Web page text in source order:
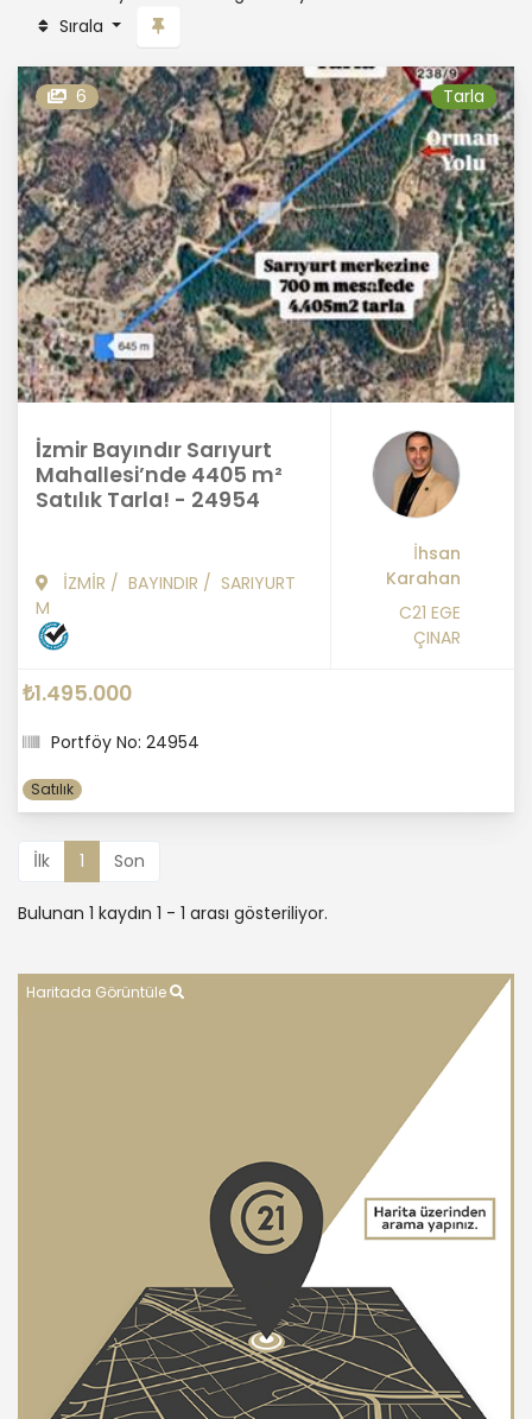
Sırala
6 Tarla
İzmir Bayındır Sarıyurt
Mahallesi’nde 4405 m²
Satılık Tarla! - 24954
İZMİR / BAYINDIR / SARIYURT
M
İhsan
Karahan
C21 EGE
ÇINAR
₺1.495.000
Portföy No: 24954
Satılık
İlk 1 Son
Bulunan 1 kaydın 1 - 1 arası gösteriliyor.
Haritada Görüntüle